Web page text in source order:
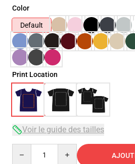
Color
Default
Print Location
Voir le guide des tailles